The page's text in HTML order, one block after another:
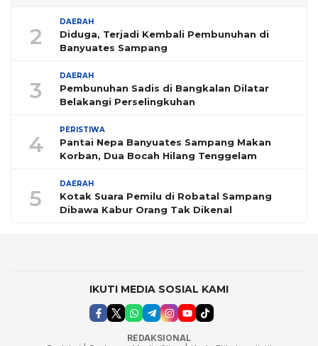
2
DAERAH
Diduga, Terjadi Kembali Pembunuhan di
Banyuates Sampang
3
DAERAH
Pembunuhan Sadis di Bangkalan Dilatar
Belakangi Perselingkuhan
4
PERISTIWA
Pantai Nepa Banyuates Sampang Makan
Korban, Dua Bocah Hilang Tenggelam
5
DAERAH
Kotak Suara Pemilu di Robatal Sampang
Dibawa Kabur Orang Tak Dikenal
IKUTI MEDIA SOSIAL KAMI
REDAKSIONAL